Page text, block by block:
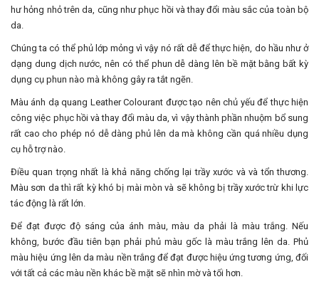
hư hỏng nhỏ trên da, cũng như phục hồi và thay đổi màu sắc của toàn bộ
da.
Chúng ta có thể phủ lớp mỏng vì vậy nó rất dễ để thực hiện, do hầu như ở
dạng dung dịch nước, nên có thể phun dễ dàng lên bề mặt bằng bất kỳ
dụng cụ phun nào mà không gây ra tắt ngẽn.
Màu ánh dạ quang Leather Colourant được tạo nên chủ yếu để thực hiện
công việc phục hồi và thay đổi màu da, vì vậy thành phần nhuộm bổ sung
rất cao cho phép nó dễ dàng phủ lên da mà không cần quá nhiều dụng
cụ hỗ trợ nào.
Điều quan trọng nhất là khả năng chống lại trầy xước và và tổn thương.
Màu sơn da thì rất kỳ khó bị mài mòn và sẽ không bị trầy xước trừ khi lực
tác động là rất lớn.
Để đạt được độ sáng của ánh màu, màu da phải là màu trắng. Nếu
không, bước đầu tiên bạn phải phủ màu gốc là màu trắng lên da. Phủ
màu hiệu ứng lên da màu nền trắng để đạt được hiệu ứng tương ứng, đối
với tất cả các màu nền khác bề mặt sẽ nhìn mờ và tối hơn.